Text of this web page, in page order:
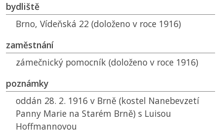
bydliště
Brno, Vídeňská 22 (doloženo v roce 1916)
zaměstnání
zámečnický pomocník (doloženo v roce 1916)
poznámky
oddán 28. 2. 1916 v Brně (kostel Nanebevzetí
Panny Marie na Starém Brně) s Luisou
Hoffmannovou